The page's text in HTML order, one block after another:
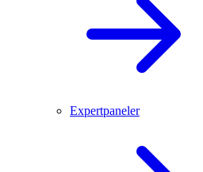
Expertpaneler